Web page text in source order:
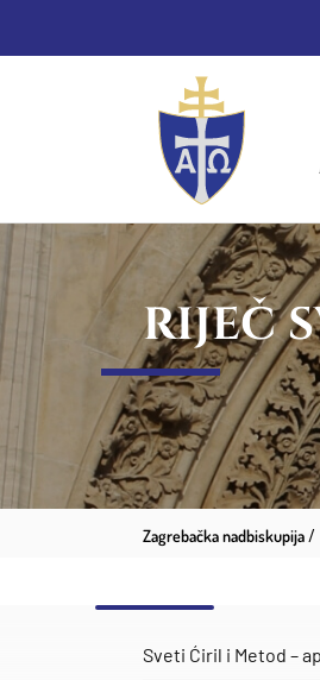
RIJEČ
Zagrebačka nadbiskupija
Sveti Ćiril i Metod –